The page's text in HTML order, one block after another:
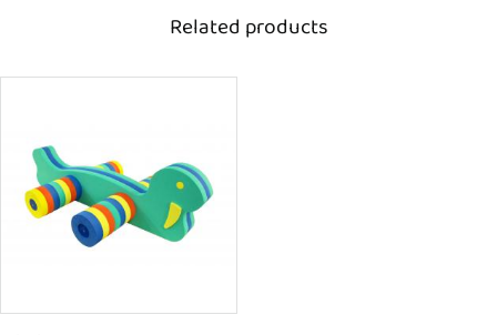
Related products